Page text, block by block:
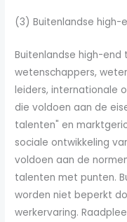
(3) Buitenlandse
Buitenlandse high-end
wetenschappers,
leiders, internationale
die voldoen aan de
talenten" en
sociale ontwikkeling
voldoen aan de
talenten met punten.
worden niet beperkt
werkervaring.